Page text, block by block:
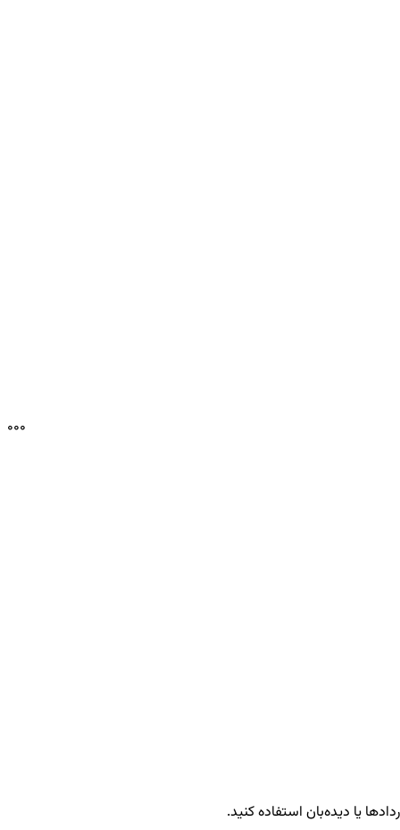
000
یا دیده‌بان استفاده کنید.